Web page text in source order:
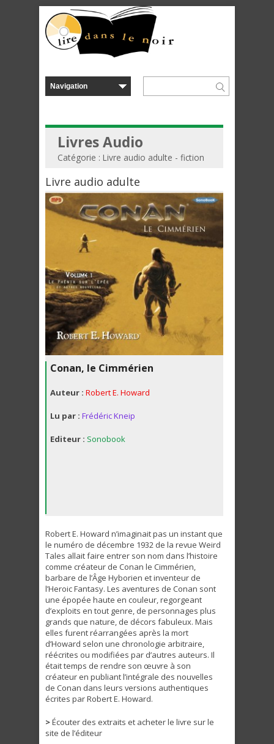
Livres Audio
Catégorie : Livre audio adulte - fiction
Livre audio adulte
Conan, le Cimmérien
Auteur : Robert E. Howard
Lu par : Frédéric Kneip
Editeur : Sonobook
Robert E. Howard n’imaginait pas un instant que
le numéro de décembre 1932 de la revue Weird
Tales allait faire entrer son nom dans l’histoire
comme créateur de Conan le Cimmérien,
barbare de l’Âge Hyborien et inventeur de
l’Heroic Fantasy. Les aventures de Conan sont
une épopée haute en couleur, regorgeant
d’exploits en tout genre, de personnages plus
grands que nature, de décors fabuleux. Mais
elles furent réarrangées après la mort
d’Howard selon une chronologie arbitraire,
réécrites ou modifiées par d’autres auteurs. Il
était temps de rendre son œuvre à son
créateur en publiant l’intégrale des nouvelles
de Conan dans leurs versions authentiques
écrites par Robert E. Howard.
>Écouter des extraits et acheter le livre sur le
site de l’éditeur